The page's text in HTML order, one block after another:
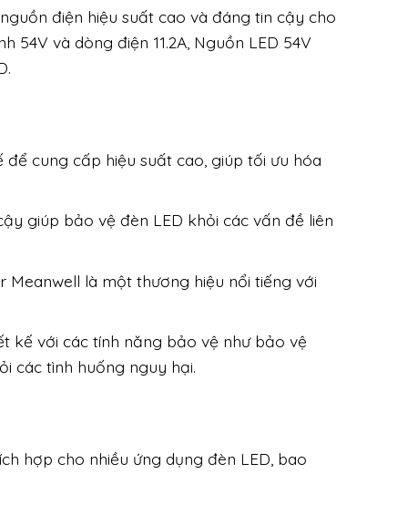
điện hiệu suất cao và đáng tin cậy cho
54V và dòng điện 11.2A, Nguồn LED 54V
cung cấp hiệu suất cao, giúp tối ưu hóa
giúp bảo vệ đèn LED khỏi các vấn đề liên
Meanwell là một thương hiệu nổi tiếng với
kế với các tính năng bảo vệ như bảo vệ
các tình huống nguy hại.
hợp cho nhiều ứng dụng đèn LED, bao